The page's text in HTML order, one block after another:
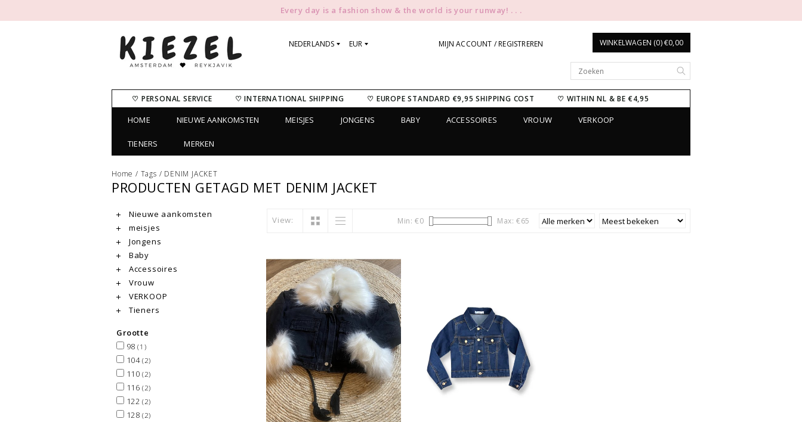
Every day is a fashion show & the world is your runway! . . .
NEDERLANDS EUR MIJN ACCOUNT / REGISTREREN WINKELWAGEN (0) €0,00
♡ PERSONAL SERVICE ♡ INTERNATIONAL SHIPPING ♡ EUROPE STANDARD €9,95 SHIPPING COST ♡ WITHIN NL & BE €4,95
HOME NIEUWE AANKOMSTEN MEISJES JONGENS BABY ACCESSOIRES VROUW VERKOOP
TIENERS MERKEN
Home / Tags / DENIM JACKET
PRODUCTEN GETAGD MET DENIM JACKET
Nieuwe aankomsten
meisjes
Jongens
Baby
Accessoires
Vrouw
VERKOOP
Tieners
Grootte
98(1)
104(2)
110 (2)
116 (2)
122 (2)
128 (2)
View: Min: €0 Max: €65